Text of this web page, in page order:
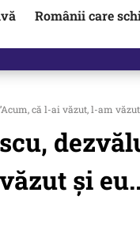
Românii care
că l-ai văzut, l-am
și